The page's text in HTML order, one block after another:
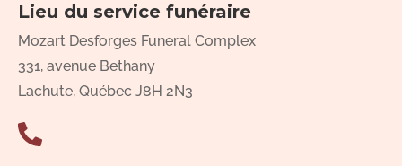
Lieu du service funéraire
Mozart Desforges Funeral Complex
331, avenue Bethany
Lachute, Québec J8H 2N3